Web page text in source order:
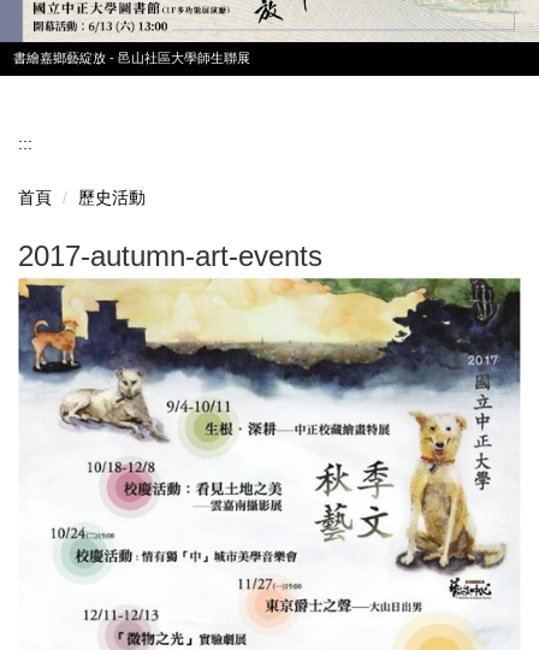
書繪嘉鄉藝綻放 - 邑山社區大學師生聯展
:::
首頁 歷史活動
2017-autumn-art-events